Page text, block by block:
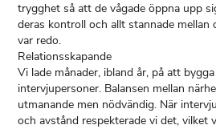
trygghet så att de vågade öppna upp
deras kontroll och allt stannade mellan
var redo.
Relationsskapande
Vi lade månader, ibland år, på att
intervjupersoner. Balansen mellan
utmanande men nödvändig. När
och avstånd respekterade vi det, vilket